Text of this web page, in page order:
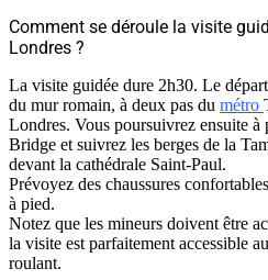
Comment se déroule la visite
Londres ?
La visite guidée dure 2h30. Le
du mur romain, à deux pas du métro
Londres. Vous poursuivrez ensuite
Bridge et suivrez les berges de la
devant la cathédrale Saint-Paul.
Prévoyez des chaussures
à pied.
Notez que les mineurs doivent être
la visite est parfaitement accessible
roulant.